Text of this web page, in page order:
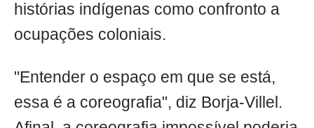
histórias indígenas como confronto a
ocupações coloniais.
"Entender o espaço em que se está,
essa é a coreografia", diz Borja-Villel.